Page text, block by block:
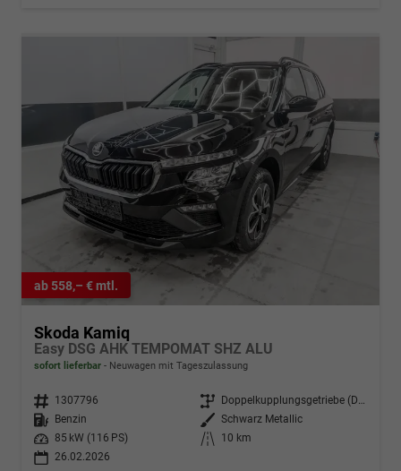
ab 558,– € mtl.
Skoda Kamiq
Easy DSG AHK TEMPOMAT SHZ ALU
sofort lieferbar Neuwagen mit Tageszulassung
Fahrzeugnr. 1307796 Getriebe
Doppelkupplungsgetriebe (DSG)
Kraftstoff
Benzin Außenfarbe Schwarz Metallic
Leistung
85 kW (116 PS) Kilometerstand
10 km
26.02.2026